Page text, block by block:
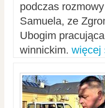
podczas
Samuela, ze
Ubogim
winnickim. więcej